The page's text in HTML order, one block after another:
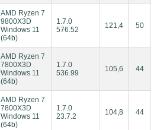
AMD Ryzen 7
9800X3D
Windows 11
(64b)
1.7.0
576.52
121,4 50
AMD Ryzen 7
7800X3D
Windows 11
(64b)
1.7.0
536.99
105,6 44
AMD Ryzen 7
7800X3D
Windows 11
(64b)
1.7.0
23.7.2
104,8 44